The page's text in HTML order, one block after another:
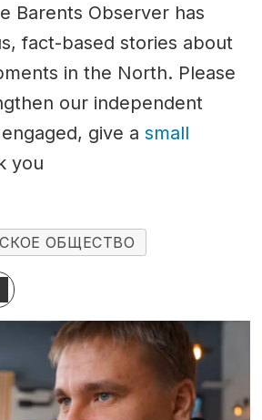
Barents Observer has
fact-based stories about
in the North. Please
our independent
give a small
you
ОБЩЕСТВО